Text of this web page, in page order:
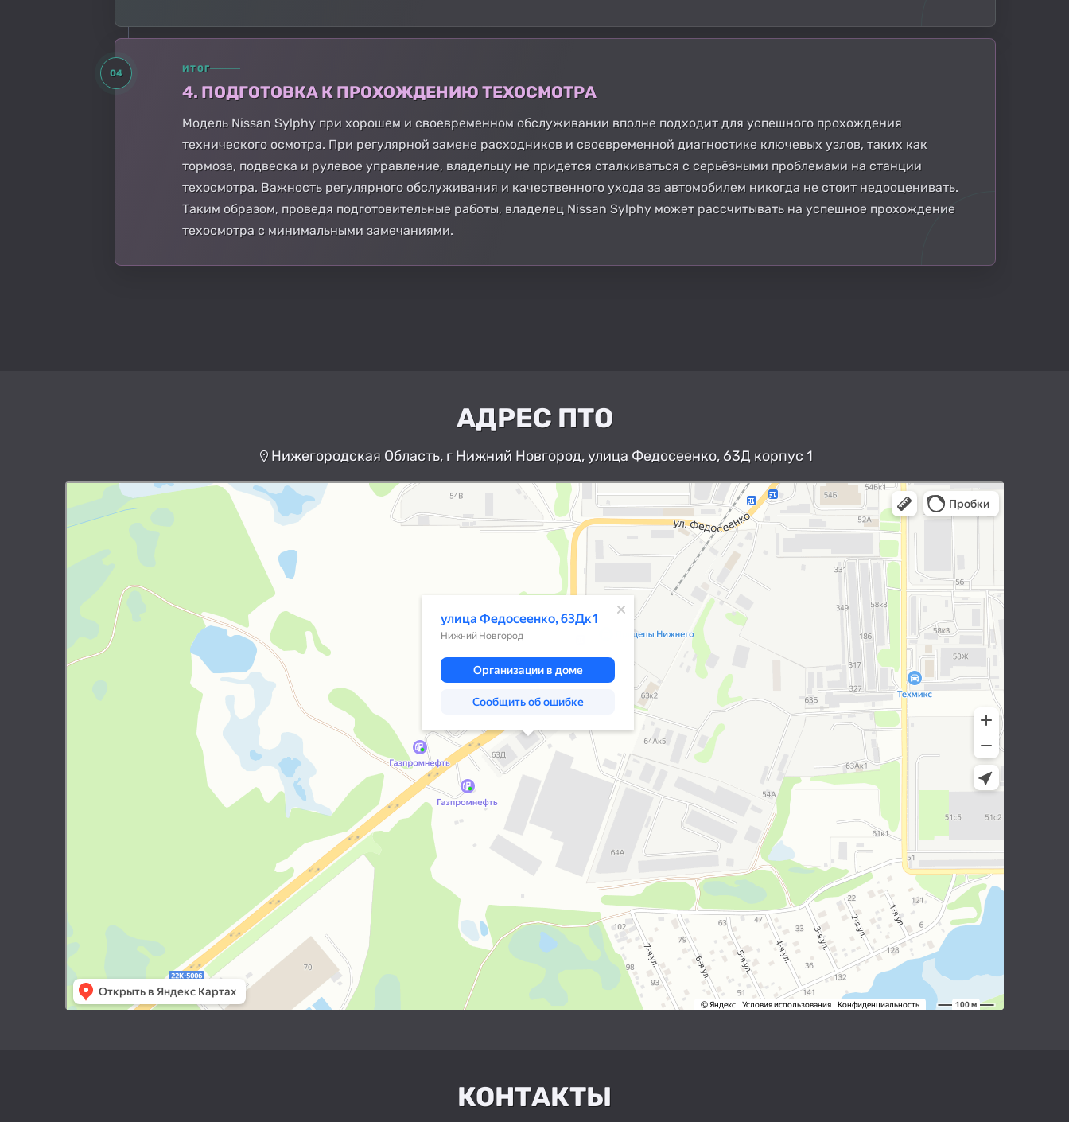
04 ИТОГ
4. ПОДГОТОВКА К ПРОХОЖДЕНИЮ ТЕХОСМОТРА
Модель Nissan Sylphy при хорошем и своевременном обслуживании вполне подходит для успешного прохождения
технического осмотра. При регулярной замене расходников и своевременной диагностике ключевых узлов, таких как
тормоза, подвеска и рулевое управление, владельцу не придется сталкиваться с серьёзными проблемами на станции
техосмотра. Важность регулярного обслуживания и качественного ухода за автомобилем никогда не стоит недооценивать.
Таким образом, проведя подготовительные работы, владелец Nissan Sylphy может рассчитывать на успешное прохождение
техосмотра с минимальными замечаниями.
АДРЕС ПТО
Нижегородская Область, г Нижний Новгород, улица Федосеенко, 63Д корпус 1
Нижний Новгород
Улица Федосеенко, 63Дк1 — Яндекс Карты
КОНТАКТЫ